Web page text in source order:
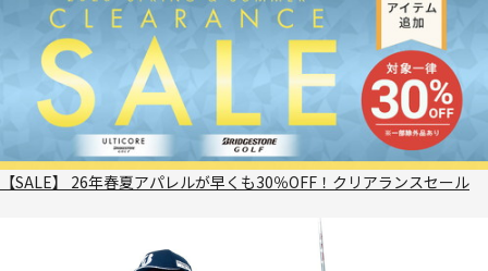
【SALE】 26年春夏アパレルが早くも30％OFF！クリアランスセール